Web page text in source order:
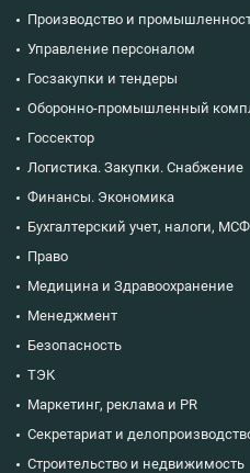
Производство и
Управление персоналом
Госзакупки и тендеры
Оборонно-промышленный
Госсектор
Логистика. Закупки. Снабжение
Финансы. Экономика
Бухгалтерский учет, налоги,
Право
Медицина и Здравоохранение
Менеджмент
Безопасность
ТЭК
Маркетинг, реклама и PR
Секретариат и
Строительство и недвижимость